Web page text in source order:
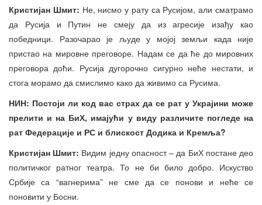
Кристијан Шмит: Не, нисмо у рату са Русијом, али сматрамо
да Русија и Путин не смеју да из агресије изађу као
победници. Разочарао је људе у мојој земљи када није
пристао на мировне преговоре. Надам се да ће до мировних
преговора доћи. Русија дугорочно сигурно неће нестати, и
стога морамо да смислимо како да живимо са Русима.
НИН: Постоји ли код вас страх да се рат у Украјини може
прелити и на БиХ, имајући у виду различите погледе на
рат Федерације и РС и блискост Додика и Кремља?
Кристијан Шмит: Видим једну опасност – да БиХ постане део
политичког ратног театра. То не би било добро. Искуство
Србије са “вагнерима” не сме да се понови и неће се
поновити у Босни.